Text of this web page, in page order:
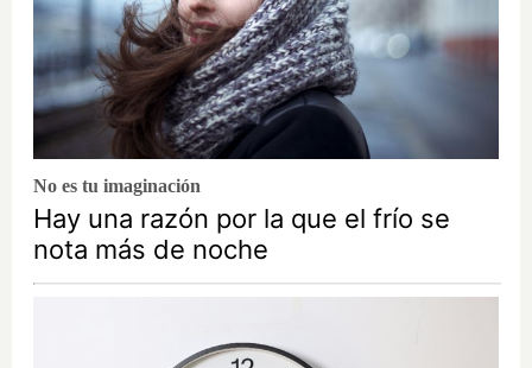
No es tu imaginación
Hay una razón por la que el frío se
nota más de noche